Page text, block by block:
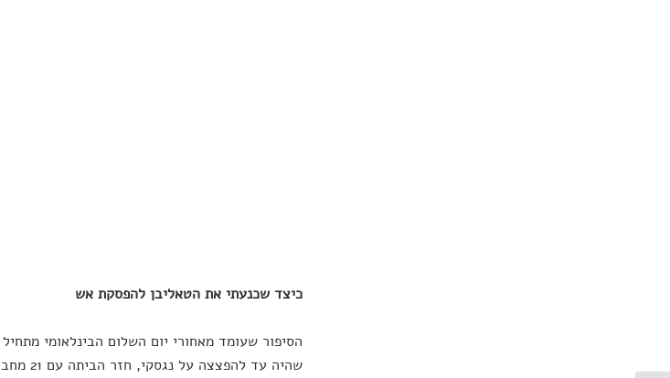
כיצד שכנעתי את הטאליבן להפסקת אש
הסיפור שעומד מאחורי יום השלום הבינלאומי